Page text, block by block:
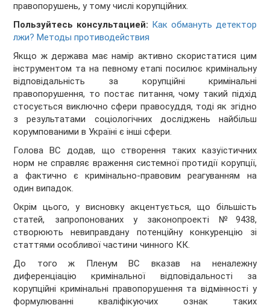
правопорушень, у тому числі корупційних.
Пользуйтесь консультацией: Как обмануть детектор
лжи? Методы противодействия
Якщо ж держава має намір активно скористатися цим
інструментом та на певному етапі посилює кримінальну
відповідальність за корупційні кримінальні
правопорушення, то постає питання, чому такий підхід
стосується виключно сфери правосуддя, тоді як згідно
з результатами соціологічних досліджень найбільш
корумпованими в Україні є інші сфери.
Голова ВС додав, що створення таких казуїстичних
норм не справляє враження системної протидії корупції,
а фактично є кримінально-правовим реагуванням на
один випадок.
Окрім цього, у висновку акцентується, що більшість
статей, запропонованих у законопроекті №9438,
створюють невиправдану потенційну конкуренцію зі
статтями особливої частини чинного КК.
До того ж Пленум ВС вказав на неналежну
диференціацію кримінальної відповідальності за
корупційні кримінальні правопорушення та відмінності у
формулюванні кваліфікуючих ознак таких